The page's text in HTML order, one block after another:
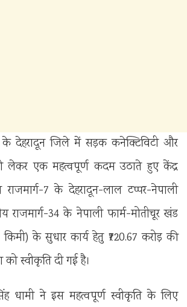
के देहरादून जिले में सड़क कनेक्टिविटी और
लेकर एक महत्वपूर्ण कदम उठाते हुए केंद्र
राजमार्ग-7 के देहरादून-लाल टप्पर-नेपाली
राजमार्ग-34 के नेपाली फार्म-मोतीचूर खंड
के सुधार कार्य हेतु ₹720.67 करोड़ की
स्वीकृति दी गई है।
धामी ने इस महत्वपूर्ण स्वीकृति के लिए